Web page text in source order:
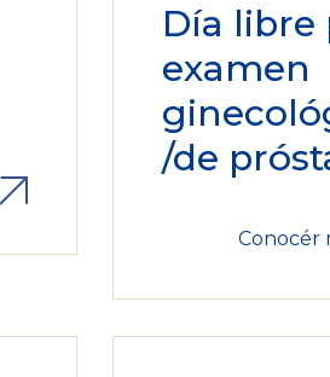
Día libre
examen
/de
Conocér